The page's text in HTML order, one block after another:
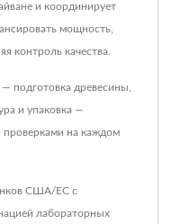
и координирует
мощность,
контроль качества.
подготовка древесины,
и упаковка —
на каждом
США/ЕС с
лабораторных